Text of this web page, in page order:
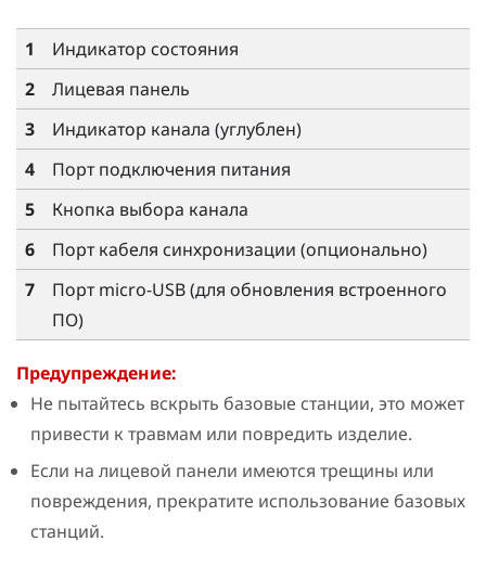
1
Индикатор состояния
2
Лицевая панель
3
Индикатор канала (углублен)
4
Порт подключения питания
5
Кнопка выбора канала
6
Порт кабеля синхронизации (опционально)
7
Порт micro-USB (для обновления встроенного
ПО)
Предупреждение:
Не пытайтесь вскрыть базовые станции, это может
привести к травмам или повредить изделие.
Если на лицевой панели имеются трещины или
повреждения, прекратите использование базовых
станций.